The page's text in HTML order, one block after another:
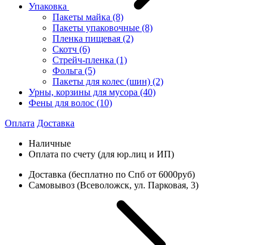
Упаковка
Пакеты майка (8)
Пакеты упаковочные (8)
Пленка пищевая (2)
Скотч (6)
Стрейч-пленка (1)
Фольга (5)
Пакеты для колес (шин) (2)
Урны, корзины для мусора (40)
Фены для волос (10)
Оплата Доставка
Наличные
Оплата по счету (для юр.лиц и ИП)
Доставка (бесплатно по Спб от 6000руб)
Самовывоз (Всеволожск, ул. Парковая, 3)